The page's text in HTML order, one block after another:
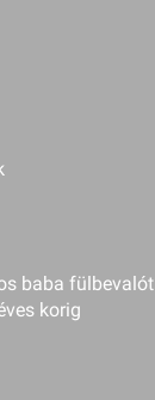
baba fülbevalót
korig